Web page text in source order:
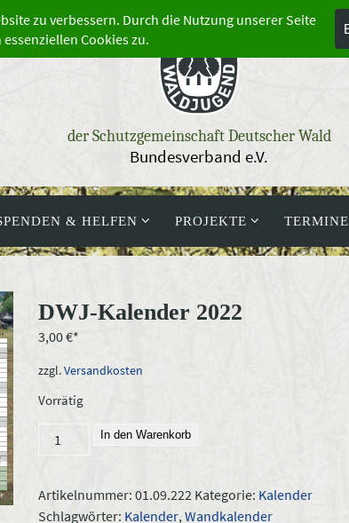
der Schutzgemeinschaft Deutscher Wald
Bundesverband e.V.
& HELFEN PROJEKTE TERMINE
DWJ-Kalender 2022
3,00€
zzgl.Versandkosten
Vorrätig
DWJ-
Menge
In den Warenkorb
Artikelnummer:01.09.222 Kategorie: Kalender
Schlagwörter: Kalender,Wandkalender